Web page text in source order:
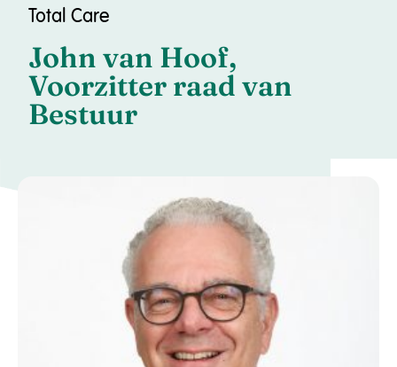
Total Care
John van Hoof,
Voorzitter raad van
Bestuur